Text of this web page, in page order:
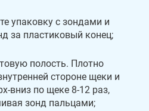
упаковку с зондами и
за пластиковый конец;
полость. Плотно
стороне щеки и
вниз по щеке 8-12 раз,
зонд пальцами;